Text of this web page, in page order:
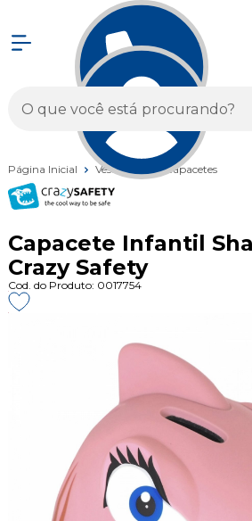
Página Inicial Vestuários Capacetes
Capacete Infantil
Crazy Safety
Cod. do Produto: 0017754